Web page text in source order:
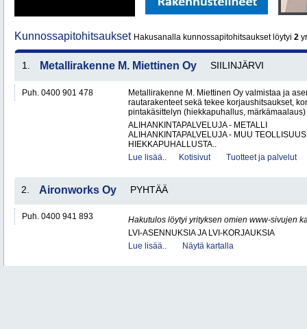
Kunnossapitohitsaukset Hakusanalla kunnossapitohitsaukset löytyi 2
1. Metallirakenne M. Miettinen Oy SIILINJÄRVI
Puh. 0400 901 478
Metallirakenne M. Miettinen Oy valmistaa ja
rautarakenteet sekä tekee korjaushitsaukset,
pintakäsittelyn (hiekkapuhallus,
ALIHANKINTAPALVELUJA - METALLI
ALIHANKINTAPALVELUJA - MUU TEOLLISUUS
HIEKKAPUHALLUSTA..
Lue lisää..
Kotisivut Tuotteet ja palvelut
2. Aironworks Oy PYHTÄÄ
Puh. 0400 941 893
Hakutulos löytyi yrityksen omien www-sivujen
LVI-ASENNUKSIA JA LVI-KORJAUKSIA
Lue lisää..
Näytä kartalla